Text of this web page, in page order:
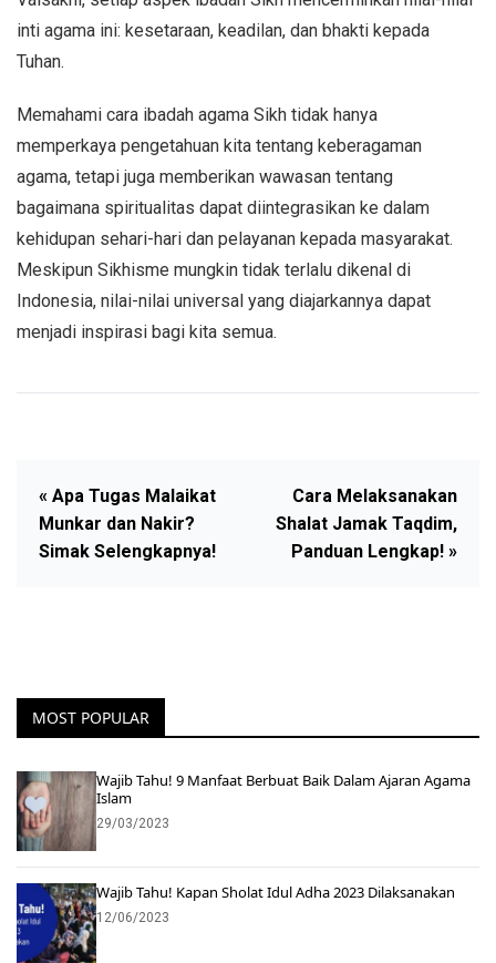
inti agama ini: kesetaraan, keadilan, dan bhakti kepada
Tuhan.
Memahami cara ibadah agama Sikh tidak hanya
memperkaya pengetahuan kita tentang keberagaman
agama, tetapi juga memberikan wawasan tentang
bagaimana spiritualitas dapat diintegrasikan ke dalam
kehidupan sehari-hari dan pelayanan kepada masyarakat.
Meskipun Sikhisme mungkin tidak terlalu dikenal di
Indonesia, nilai-nilai universal yang diajarkannya dapat
menjadi inspirasi bagi kita semua.
« Apa Tugas Malaikat
Munkar dan Nakir?
Simak Selengkapnya!
Cara Melaksanakan
Shalat Jamak Taqdim,
Panduan Lengkap! »
MOST POPULAR
Wajib Tahu! 9 Manfaat Berbuat Baik Dalam Ajaran Agama
Islam
29/03/2023
Wajib Tahu! Kapan Sholat Idul Adha 2023 Dilaksanakan
12/06/2023